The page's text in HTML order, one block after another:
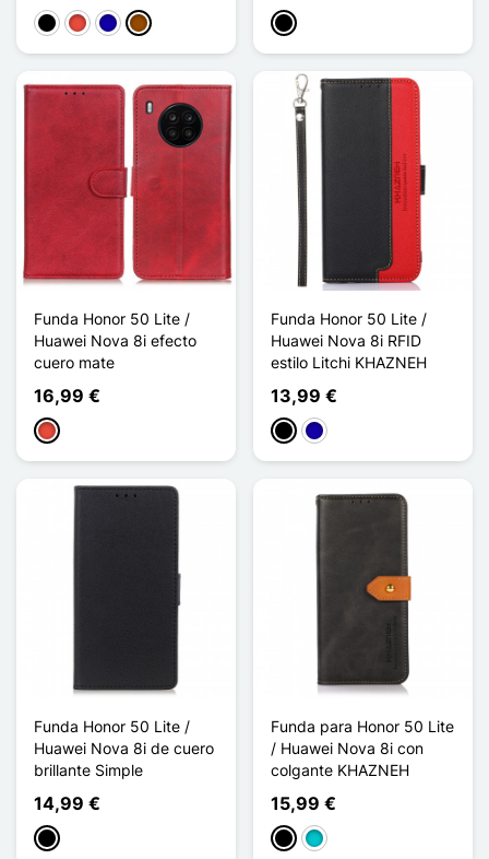
NegroRojoAzul oscuro
Marrón Negro
Funda Honor 50 Lite /
Huawei Nova 8i efecto
cuero mate
16,99 €
Rojo
Funda Honor 50 Lite /
Huawei Nova 8i RFID
estilo Litchi KHAZNEH
13,99 €
NegroAzul oscuro
Funda Honor 50 Lite /
Huawei Nova 8i de cuero
brillante Simple
14,99 €
Negro
Funda para Honor 50 Lite
/ Huawei Nova 8i con
colgante KHAZNEH
15,99 €
NegroTurquesa